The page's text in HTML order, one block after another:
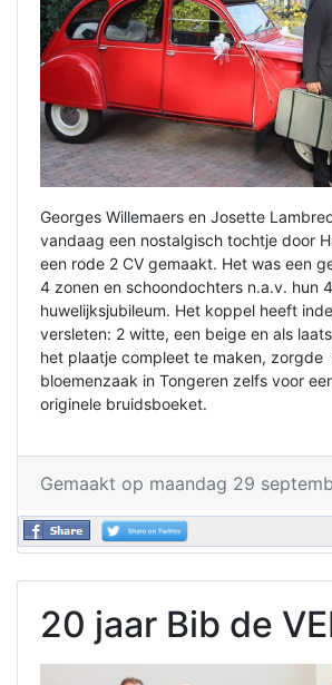
Georges Willemaers en Josette
vandaag een nostalgisch tochtje door
een rode 2 CV gemaakt. Het was een
4 zonen en schoondochters n.a.v. hun
huwelijksjubileum. Het koppel heeft
versleten: 2 witte, een beige en als
het plaatje compleet te maken, zorgde
bloemenzaak in Tongeren zelfs voor
originele bruidsboeket.
Gemaakt op maandag 29
20 jaar Bib de